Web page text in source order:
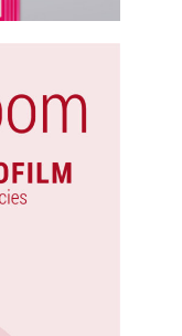
Biofilm